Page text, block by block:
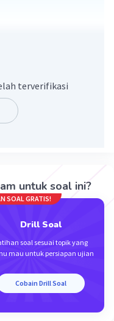
terverifikasi
untuk soal ini?
SOAL GRATIS!
Drill Soal
soal sesuai topik yang
mau untuk persiapan ujian
Cobain Drill Soal